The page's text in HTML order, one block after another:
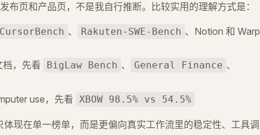
布页和产品页，不是我自行推断。比较实用的理解方式是：
CursorBench 、 Rakuten-SWE-Bench 、Notion 和 Warp
，先看
BigLaw Bench 、 General Finance 、
use，先看 XBOW 98.5% vs 54.5%
现在单一榜单，而是更偏向真实工作流里的稳定性、工具调